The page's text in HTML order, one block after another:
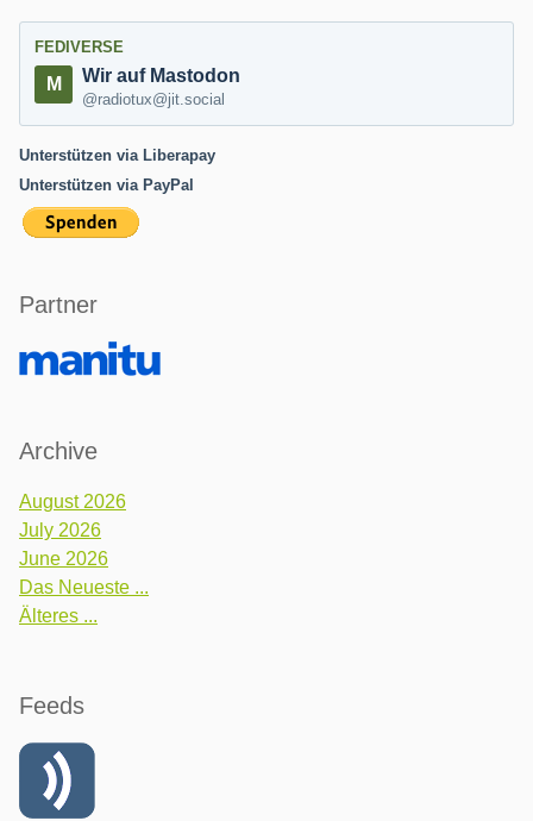
FEDIVERSE
Wir auf Mastodon
@radiotux@jit.social
Unterstützen via Liberapay
Unterstützen via PayPal
Partner
Archive
August 2026
July 2026
June 2026
Das Neueste ...
Älteres ...
Feeds